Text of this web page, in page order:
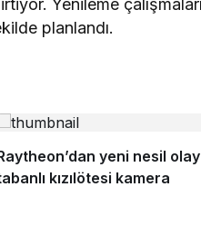
Yenileme
planlandı.
yeni nesil olay
kızılötesi kamera